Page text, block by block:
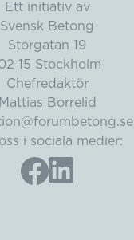
Ett initiativ av
Svensk Betong
Storgatan 19
15 Stockholm
Chefredaktör
Mattias Borrelid
i sociala medier: